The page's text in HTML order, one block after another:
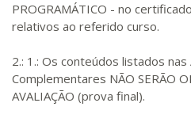
PROGRAMÁTICO - no
relativos ao referido curso.
2.: 1.: Os conteúdos listados
Complementares NÃO SERÃO
AVALIAÇÃO (prova final).